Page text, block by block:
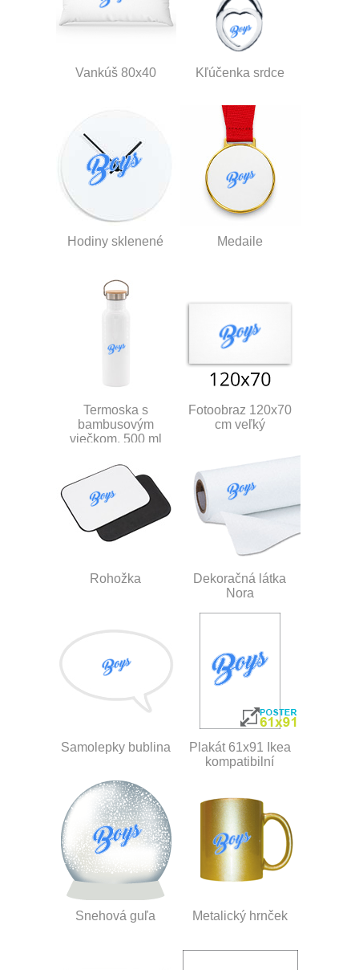
Vankúš 80x40 Kľúčenka srdce
Hodiny sklenené Medaile
Termoska s
bambusovým
viečkom, 500 ml
Fotoobraz 120x70
cm veľký
Rohožka
Dekoračná látka
Nora
Samolepky bublina
Plakát 61x91 Ikea
kompatibilní
Snehová guľa Metalický hrnček